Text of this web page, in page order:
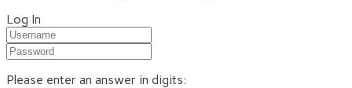
Log In
Please enter an answer in digits: